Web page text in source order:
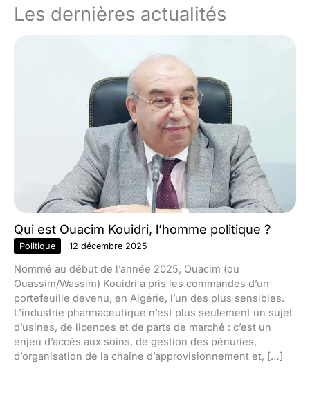
Les dernières actualités
Qui est Ouacim Kouidri, l’homme politique ?
Politique 12 décembre 2025
Nommé au début de l’année 2025, Ouacim (ou
Ouassim/Wassim) Kouidri a pris les commandes d’un
portefeuille devenu, en Algérie, l’un des plus sensibles.
L’industrie pharmaceutique n’est plus seulement un sujet
d’usines, de licences et de parts de marché : c’est un
enjeu d’accès aux soins, de gestion des pénuries,
d’organisation de la chaîne d’approvisionnement et, […]